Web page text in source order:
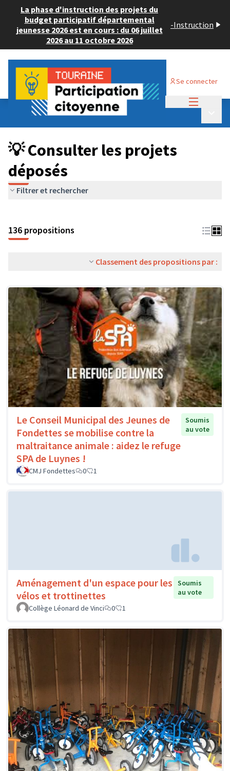
La phase d'instruction des projets du
budget participatif départemental
jeunesse 2026 est en cours : du 06 juillet
2026 au 11 octobre 2026
-Instruction
Se connecter
Budget Participatif JEUNESSE 2024
💡 Consulter les projets déposés
💡 Consulter les projets
déposés
Filtrer et rechercher
136 propositions
Classement des propositions par :
Le Conseil Municipal des Jeunes de
Fondettes se mobilise contre la
maltraitance animale : aidez le refuge
SPA de Luynes !
Soumis
au vote
CMJ Fondettes 0 1
Aménagement d'un espace pour les
vélos et trottinettes
Soumis
au vote
Collège Léonard de Vinci
0 1